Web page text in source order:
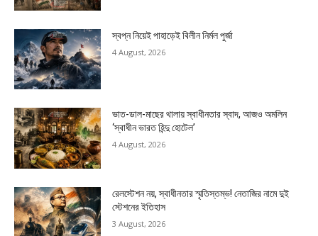
স্বপ্ন নিয়েই পাহাড়েই বিলীন নির্মল পুর্জা
4 August, 2026
ভাত-ডাল-মাছের থালায় স্বাধীনতার স্বাদ, আজও অমলিন
‘স্বাধীন ভারত হিন্দু হোটেল’
4 August, 2026
রেলস্টেশন নয়, স্বাধীনতার স্মৃতিস্তম্ভ! নেতাজির নামে দুই
স্টেশনের ইতিহাস
3 August, 2026